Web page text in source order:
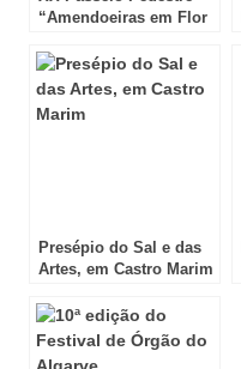
“Amendoeiras em Flor
Presépio do Sal e das
Artes, em Castro Marim